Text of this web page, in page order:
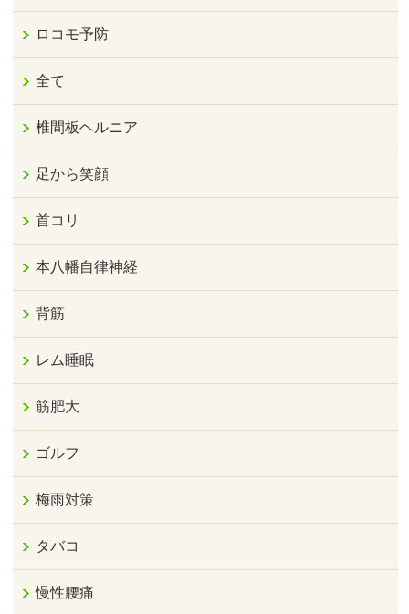
ロコモ予防
全て
椎間板ヘルニア
足から笑顔
首コリ
本八幡自律神経
背筋
レム睡眠
筋肥大
ゴルフ
梅雨対策
タバコ
慢性腰痛